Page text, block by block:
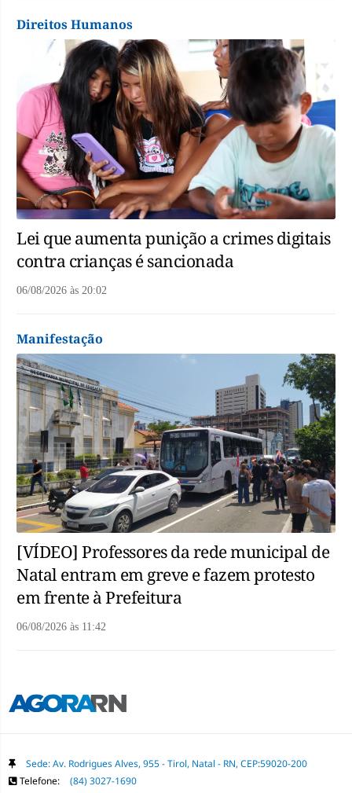
Direitos Humanos
Lei que aumenta punição a crimes digitais
contra crianças é sancionada
06/08/2026 às 20:02
Manifestação
[VÍDEO] Professores da rede municipal de
Natal entram em greve e fazem protesto
em frente à Prefeitura
06/08/2026 às 11:42
Sede: Av. Rodrigues Alves, 955 - Tirol, Natal - RN, CEP:59020-200
Telefone:
(84) 3027-1690